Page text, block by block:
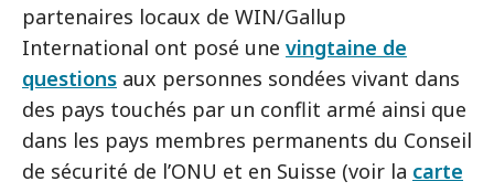
partenaires locaux de WIN/Gallup
International ont posé une vingtaine de
questions aux personnes sondées vivant dans
des pays touchés par un conflit armé ainsi que
dans les pays membres permanents du Conseil
de sécurité de l’ONU et en Suisse (voir la carte